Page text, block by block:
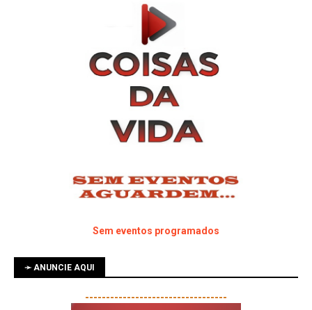
Sem eventos programados
➛ ANUNCIE AQUI
----------------------------------